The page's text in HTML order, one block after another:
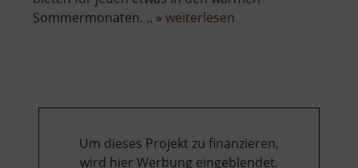
Sommermonaten. .. » weiterlesen
Um dieses Projekt zu finanzieren,
wird hier Werbung eingeblendet.